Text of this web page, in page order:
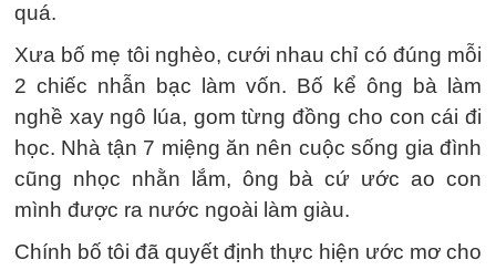
quá.
Xưa bố mẹ tôi nghèo, cưới nhau chỉ có đúng mỗi
2 chiếc nhẫn bạc làm vốn. Bố kể ông bà làm
nghề xay ngô lúa, gom từng đồng cho con cái đi
học. Nhà tận 7 miệng ăn nên cuộc sống gia đình
cũng nhọc nhằn lắm, ông bà cứ ước ao con
mình được ra nước ngoài làm giàu.
Chính bố tôi đã quyết định thực hiện ước mơ cho